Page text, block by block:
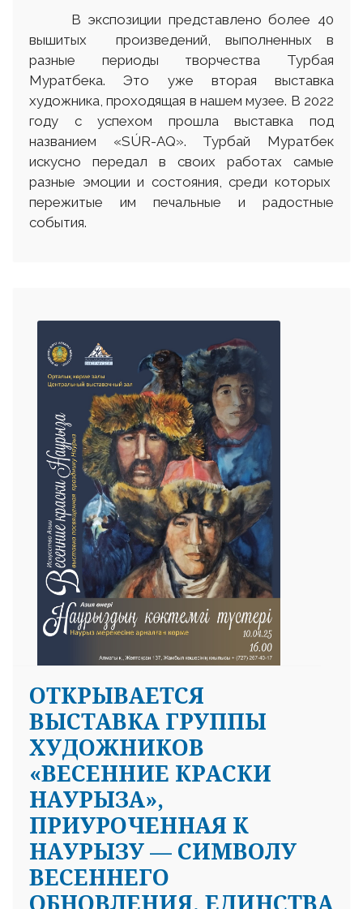
В экспозиции представлено более 40
вышитых произведений, выполненных в
разные периоды творчества Турбая
Муратбека. Это уже вторая выставка
художника, проходящая в нашем музее. В 2022
году с успехом прошла выставка под
названием «SÚR-AQ». Турбай Муратбек
искусно передал в своих работах самые
разные эмоции и состояния, среди которых
пережитые им печальные и радостные
события.
ОТКРЫВАЕТСЯ
ВЫСТАВКА ГРУППЫ
ХУДОЖНИКОВ
«ВЕСЕННИЕ КРАСКИ
НАУРЫЗА»,
ПРИУРОЧЕННАЯ К
НАУРЫЗУ — СИМВОЛУ
ВЕСЕННЕГО
ОБНОВЛЕНИЯ, ЕДИНСТВА